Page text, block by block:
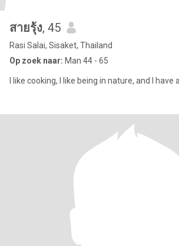
สายรุ้ง, 45
Rasi Salai, Sisaket, Thailand
Op zoek naar: Man 44 - 65
I like cooking, I like being in nature, and I have